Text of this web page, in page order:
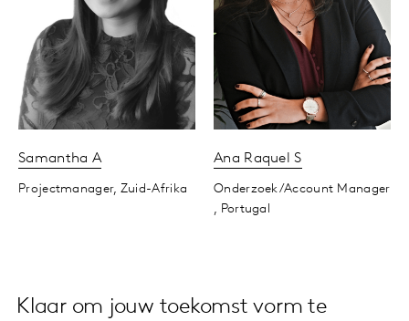
Samantha A
Projectmanager, Zuid-Afrika
Ana RaquelS
Onderzoek/Account Manager
, Portugal
Klaar om jouw toekomst vorm te